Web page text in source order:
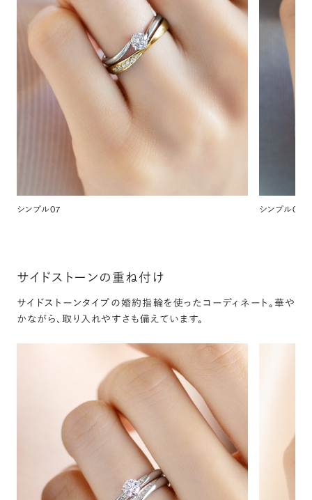
シンプル07 シンプル08
サイドストーンの重ね付け
サイドストーンタイプの婚約指輪を使ったコーディネート。華や
かながら、取り入れやすさも備えています。